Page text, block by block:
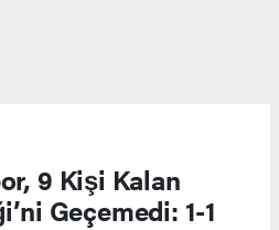
9 Kişi Kalan
Geçemedi: 1-1